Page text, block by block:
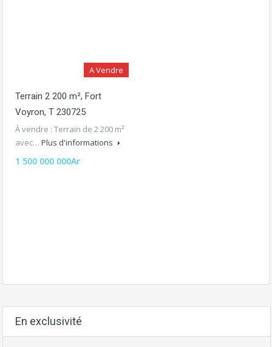
A Vendre
Terrain 2 200 m², Fort
Voyron, T 230725
À vendre : Terrain de 2 200 m²
avec… Plus d'informations
1 500 000 000Ar
En exclusivité